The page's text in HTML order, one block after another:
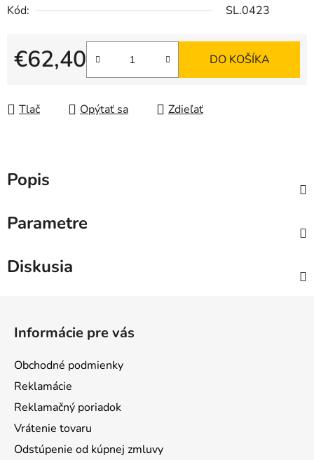
Kód:
SL.0423
€62,40
Jednotková cena:
DO KOŠÍKA
Tlač Opýtať sa Zdieľať
Popis
Parametre
Diskusia
Informácie pre vás
Obchodné podmienky
Reklamácie
Reklamačný poriadok
Vrátenie tovaru
Odstúpenie od kúpnej zmluvy